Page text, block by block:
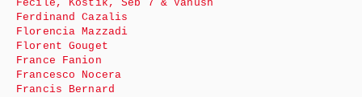
Fécile, Kostik, Seb 7 & Vanush
Ferdinand Cazalis
Florencia Mazzadi
Florent Gouget
France Fanion
Francesco Nocera
Francis Bernard